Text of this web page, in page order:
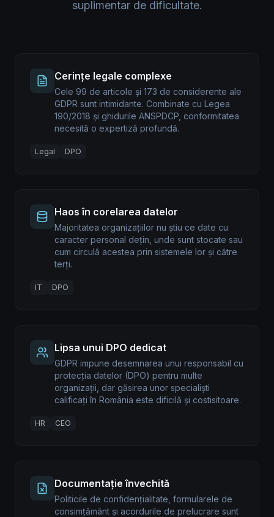
suplimentar de dificultate.
Cerințe legale complexe
Cele 99 de articole și 173 de considerente ale
GDPR sunt intimidante. Combinate cu Legea
190/2018 și ghidurile ANSPDCP, conformitatea
necesită o expertiză profundă.
Legal DPO
Haos în corelarea datelor
Majoritatea organizațiilor nu știu ce date cu
caracter personal dețin, unde sunt stocate sau
cum circulă acestea prin sistemele lor și către
terți.
IT DPO
Lipsa unui DPO dedicat
GDPR impune desemnarea unui responsabil cu
protecția datelor (DPO) pentru multe
organizații, dar găsirea unor specialiști
calificați în România este dificilă și costisitoare.
HR CEO
Documentație învechită
Politicile de confidențialitate, formularele de
consimțământ și acordurile de prelucrare sunt